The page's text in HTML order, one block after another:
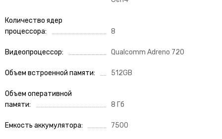
Количество ядер
процессора
8
Видеопроцессор Qualcomm Adreno 720
Объем встроенной памяти 512GB
Объем оперативной
памяти
8 Гб
Емкость аккумулятора 7500